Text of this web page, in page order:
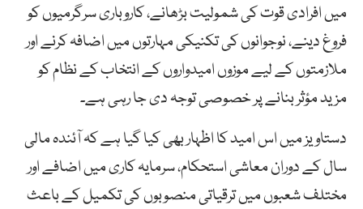
میں افرادی قوت کی شمولیت بڑھانے، کاروباری سرگرمیوں کو
فروغ دینے، نوجوانوں کی تکنیکی مہارتوں میں اضافہ کرنے اور
ملازمتوں کے لیے موزوں امیدواروں کے انتخاب کے نظام کو
مزید مؤثر بنانے پر خصوصی توجہ دی جا رہی ہے۔
دستاویز میں اس امید کا اظہار بھی کیا گیا ہے کہ آئندہ مالی
سال کے دوران معاشی استحکام، سرمایہ کاری میں اضافے اور
مختلف شعبوں میں ترقیاتی منصوبوں کی تکمیل کے باعث